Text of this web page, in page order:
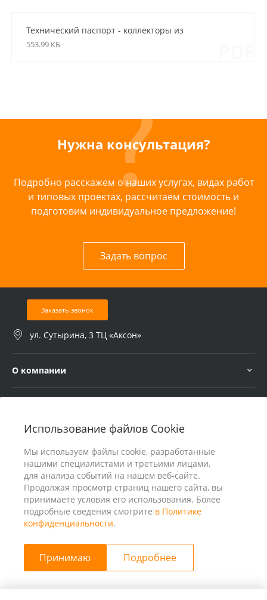
Использование файлов Cookie
Мы используем файлы cookie, разработанные
нашими специалистами и третьими лицами,
для анализа событий на нашем веб-сайте.
Продолжая просмотр страниц нашего сайта, вы
принимаете условия его использования. Более
подробные сведения смотрите в Политике
конфиденциальности.
Принимаю Подробнее
Технический паспорт - коллекторы из
нержавеющей стали для систем отопления
553.99 КБ
Нужна консультация?
Подробно расскажем о наших услугах, видах работ
и типовых проектах, рассчитаем стоимость и
подготовим индивидуальное предложение!
Задать вопрос
Заказать звонок
ул. Сутырина, 3 ТЦ «Аксон»
О компании